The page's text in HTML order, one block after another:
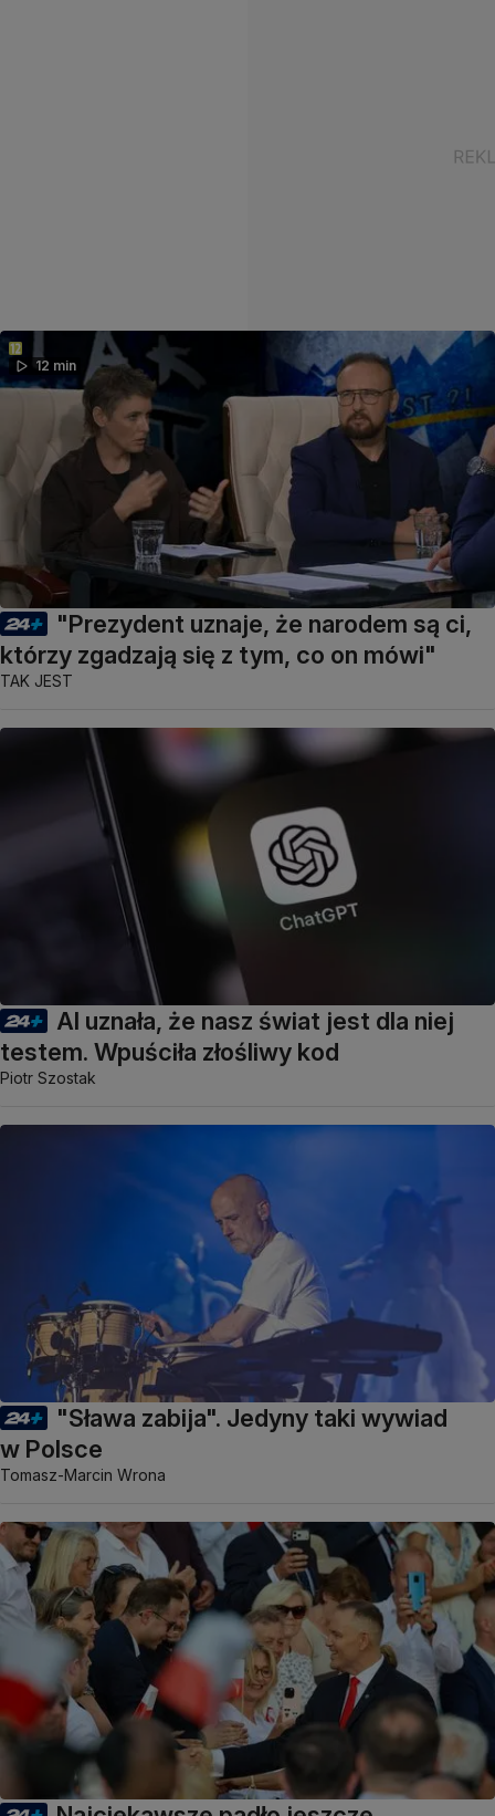
12 min
"Prezydent uznaje, że narodem są ci,
którzy zgadzają się z tym, co on mówi"
TAK JEST
AI uznała, że nasz świat jest dla niej
testem. Wpuściła złośliwy kod
Piotr Szostak
"Sława zabija". Jedyny taki wywiad
w Polsce
Tomasz-Marcin Wrona